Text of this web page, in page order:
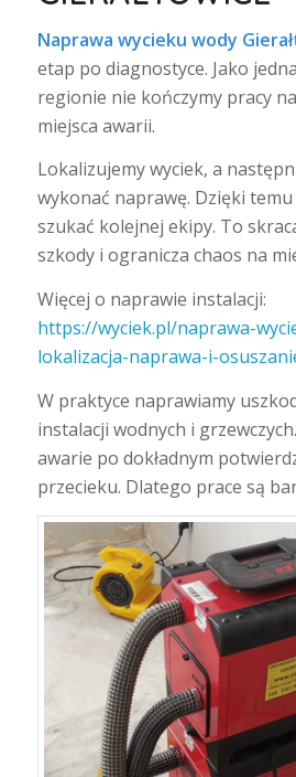
Naprawa wycieku wody
etap po diagnostyce. Jako
regionie nie kończymy pracy
miejsca awarii.
Lokalizujemy wyciek, a
wykonać naprawę. Dzięki
szukać kolejnej ekipy. To
szkody i ogranicza chaos na
Więcej o naprawie instalacji:
https://wyciek.pl/naprawa-
lokalizacja-naprawa-i-
W praktyce naprawiamy
instalacji wodnych i
awarie po dokładnym
przecieku. Dlatego prace są